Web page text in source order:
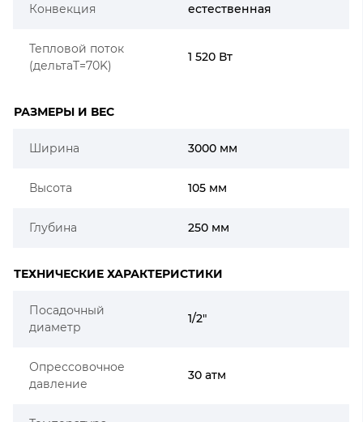
Конвекция естественная
Тепловой поток
(дельтаT=70K)
1 520 Вт
РАЗМЕРЫ И ВЕС
Ширина 3000 мм
Высота 105 мм
Глубина 250 мм
ТЕХНИЧЕСКИЕ ХАРАКТЕРИСТИКИ
Посадочный
диаметр
1/2"
Опрессовочное
давление
30 атм